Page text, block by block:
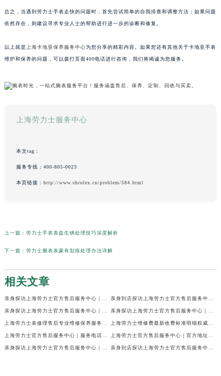
总之，当遇到劳力士手表走快的问题时，首先尝试简单的自我排查和调整方法；如果问题
依然存在，则建议寻求专业人士的帮助进行进一步的诊断和修复。
以上就是 上海卡地亚保养服务中心为您分享的精彩内容。如果您还有其他关于卡地亚手表
维护和保养的问题，可以拨打页面400电话进行咨询，我们将竭诚为您服务。
上海劳力士服务中心
本文tag：
服务专线： 400-805-0023
本页链接： http://www.shrolex.cn/problem/584.html
上一篇： 劳力士手表表盘生锈处理技巧深度解析
下一篇： 劳力士腕表表蒙有划痕处理办法详解
相关文章